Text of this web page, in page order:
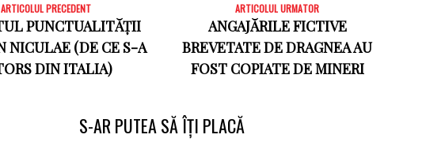
ARTICOLUL PRECEDENT
PUNCTUALITĂȚII
NICULAE (DE CE S-A
DIN ITALIA)
ARTICOLUL URMATOR
ANGAJĂRILE FICTIVE
BREVETATE DE DRAGNEA AU
FOST COPIATE DE MINERI
S-AR PUTEA SĂ ÎȚI PLACĂ